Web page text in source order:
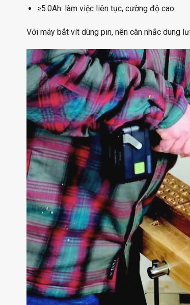
≥5.0Ah: làm việc liên tục, cường độ cao
Với máy bắt vít dùng pin, nên cân nhắc dung